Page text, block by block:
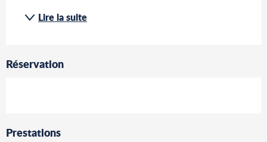
Lire la suite
Réservation
Prestations